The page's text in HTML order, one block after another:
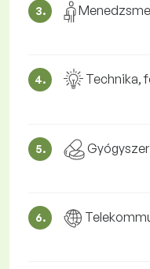
3.
4.
Technika,
5.
6.